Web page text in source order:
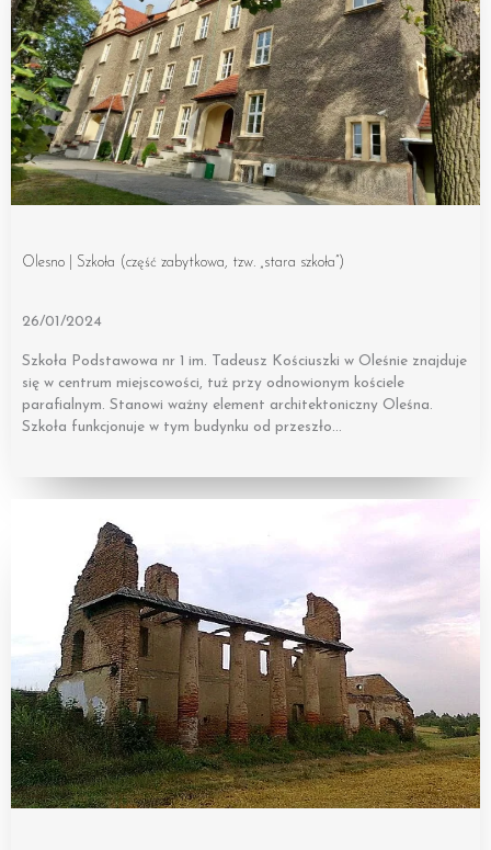
Olesno | Szkoła (część zabytkowa, tzw. „stara szkoła”)
26/01/2024
Szkoła Podstawowa nr 1 im. Tadeusz Kościuszki w Oleśnie znajduje
się w centrum miejscowości, tuż przy odnowionym kościele
parafialnym. Stanowi ważny element architektoniczny Oleśna.
Szkoła funkcjonuje w tym budynku od przeszło…